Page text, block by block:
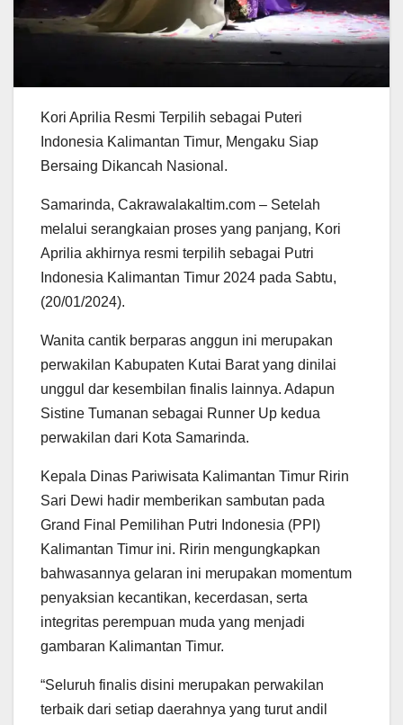
Kori Aprilia Resmi Terpilih sebagai Puteri
Indonesia Kalimantan Timur, Mengaku Siap
Bersaing Dikancah Nasional.
Samarinda, Cakrawalakaltim.com – Setelah
melalui serangkaian proses yang panjang, Kori
Aprilia akhirnya resmi terpilih sebagai Putri
Indonesia Kalimantan Timur 2024 pada Sabtu,
(20/01/2024).
Wanita cantik berparas anggun ini merupakan
perwakilan Kabupaten Kutai Barat yang dinilai
unggul dar kesembilan finalis lainnya. Adapun
Sistine Tumanan sebagai Runner Up kedua
perwakilan dari Kota Samarinda.
Kepala Dinas Pariwisata Kalimantan Timur Ririn
Sari Dewi hadir memberikan sambutan pada
Grand Final Pemilihan Putri Indonesia (PPI)
Kalimantan Timur ini. Ririn mengungkapkan
bahwasannya gelaran ini merupakan momentum
penyaksian kecantikan, kecerdasan, serta
integritas perempuan muda yang menjadi
gambaran Kalimantan Timur.
“Seluruh finalis disini merupakan perwakilan
terbaik dari setiap daerahnya yang turut andil